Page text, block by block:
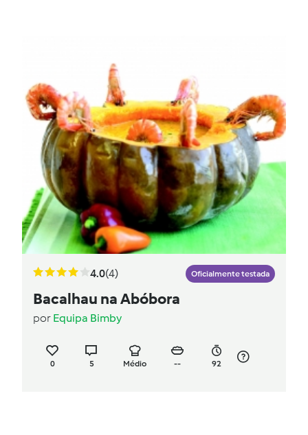
4.0(4) Oficialmente testada
Bacalhau na Abóbora
por Equipa Bimby
0 5 Médio -- 92